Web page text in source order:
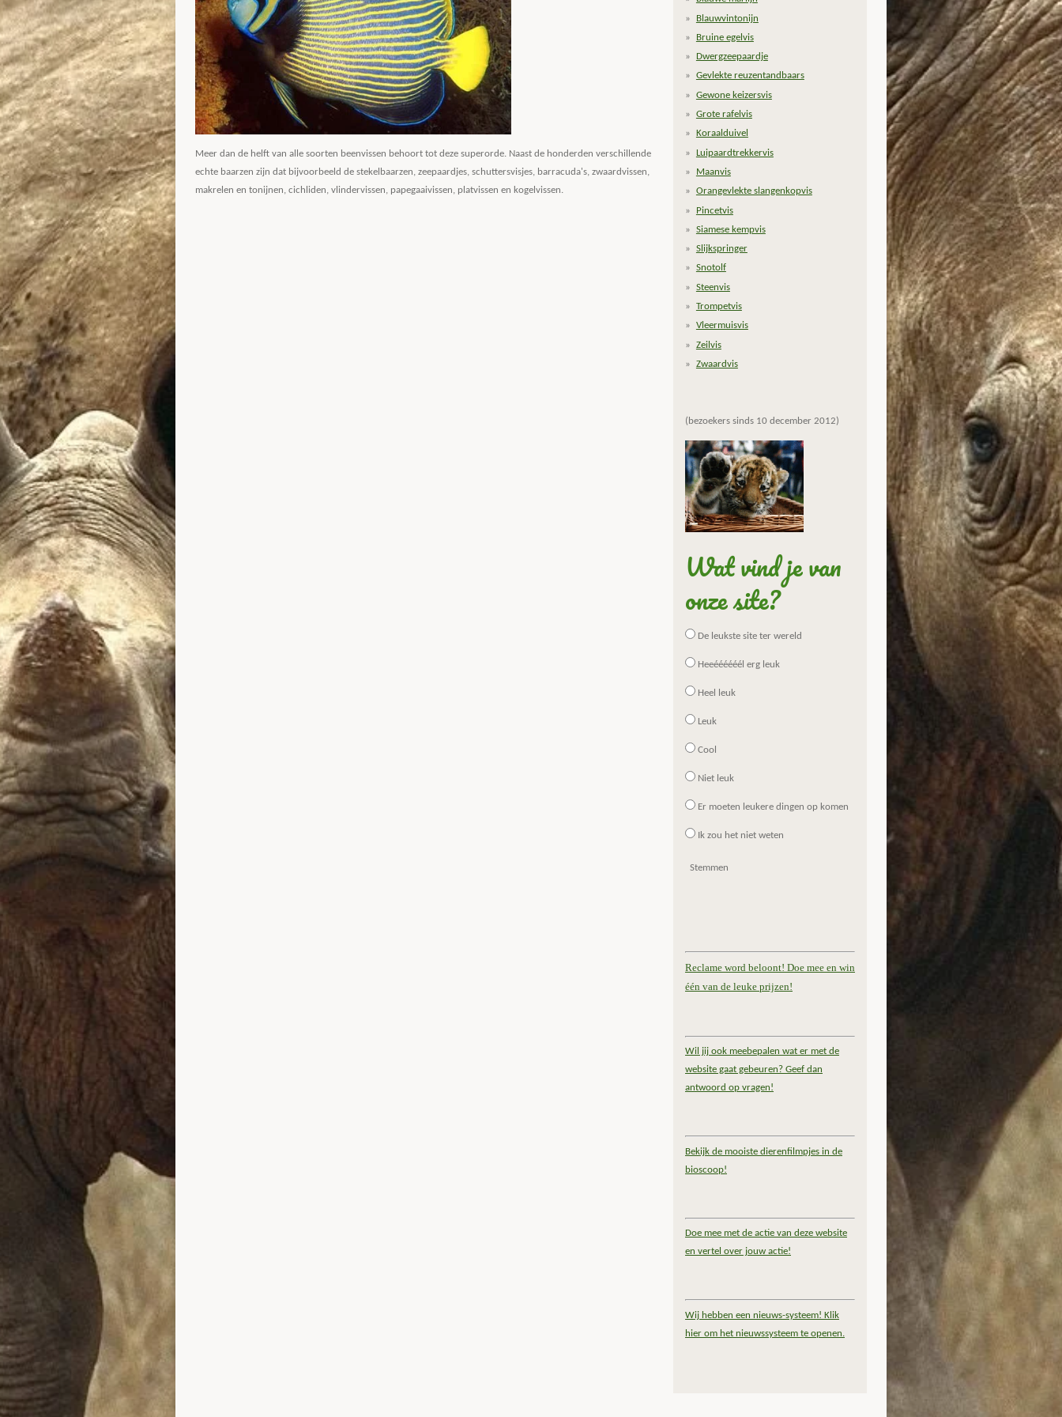
Meer dan de helft van alle soorten beenvissen behoort tot deze superorde. Naast de honderden verschillende
echte baarzen zijn dat bijvoorbeeld de stekelbaarzen, zeepaardjes, schuttersvisjes, barracuda's, zwaardvissen,
makrelen en tonijnen, cichliden, vlindervissen, papegaaivissen, platvissen en kogelvissen.
Blauwvintonijn
Bruine egelvis
Dwergzeepaardje
Gevlekte reuzentandbaars
Gewone keizersvis
Grote rafelvis
Koraalduivel
Luipaardtrekkervis
Maanvis
Orangevlekte slangenkopvis
Pincetvis
Siamese kempvis
Slijkspringer
Snotolf
Steenvis
Trompetvis
Vleermuisvis
Zeilvis
Zwaardvis
(bezoekers sinds 10 december 2012)
Wat vind je van
onze site?
De leukste site ter wereld
Heeéééééél erg leuk
Heel leuk
Leuk
Cool
Niet leuk
Er moeten leukere dingen op komen
Ik zou het niet weten
Stemmen
Reclame word beloont! Doe mee en win
één van de leuke prijzen!
Wil jij ook meebepalen wat er met de
website gaat gebeuren? Geef dan
antwoord op vragen!
Bekijk de mooiste dierenfilmpjes in de
bioscoop!
Doe mee met de actie van deze website
en vertel over jouw actie!
Wij hebben een nieuws-systeem! Klik
hier om het nieuwssysteem te openen.